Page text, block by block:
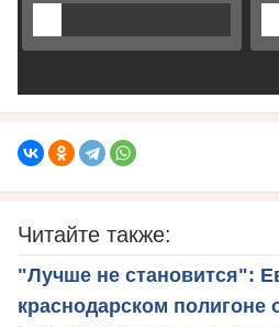
Читайте также:
"Лучше не становится":
краснодарском полигоне